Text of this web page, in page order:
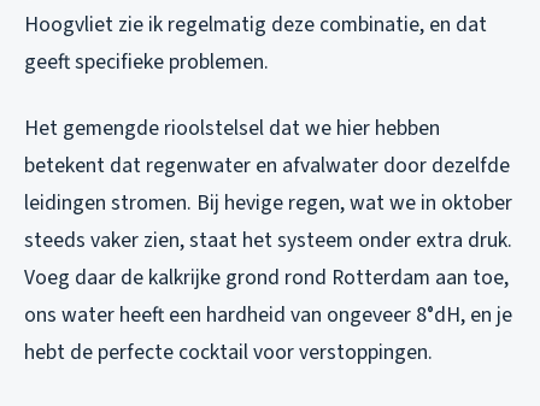
Hoogvliet zie ik regelmatig deze combinatie, en dat
geeft specifieke problemen.
Het gemengde rioolstelsel dat we hier hebben
betekent dat regenwater en afvalwater door dezelfde
leidingen stromen. Bij hevige regen, wat we in oktober
steeds vaker zien, staat het systeem onder extra druk.
Voeg daar de kalkrijke grond rond Rotterdam aan toe,
ons water heeft een hardheid van ongeveer 8°dH, en je
hebt de perfecte cocktail voor verstoppingen.